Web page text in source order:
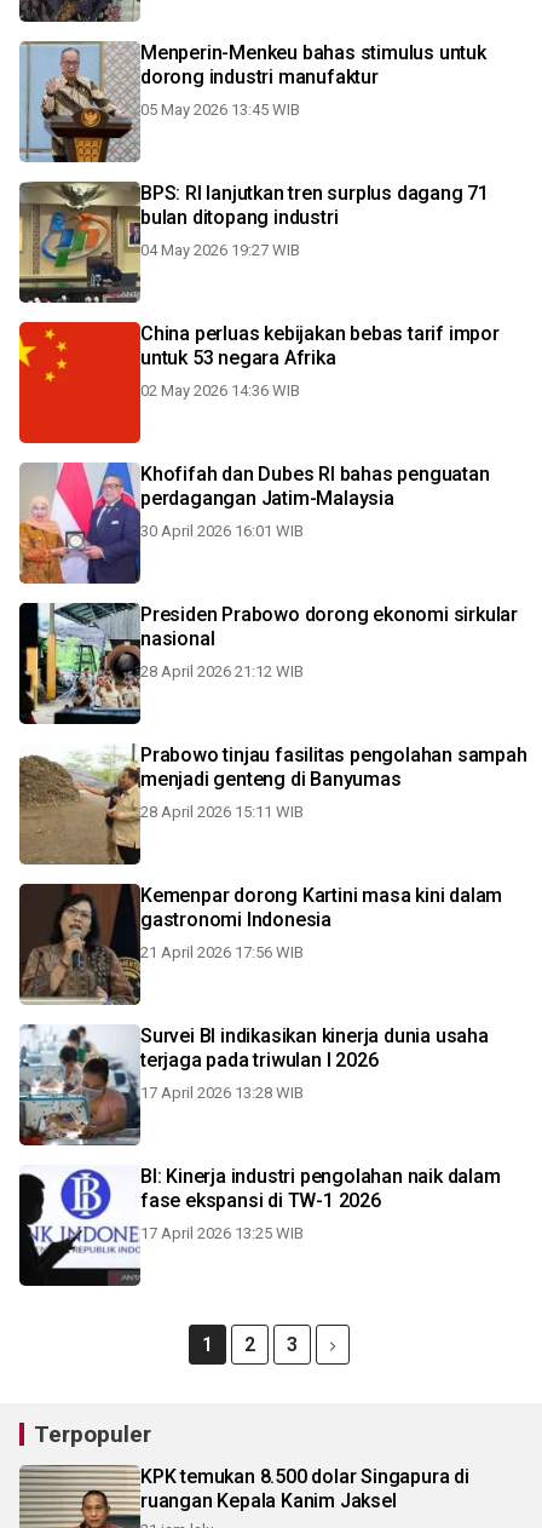
Menperin-Menkeu bahas stimulus untuk
dorong industri manufaktur
05 May 2026 13:45 WIB
BPS: RI lanjutkan tren surplus dagang 71
bulan ditopang industri
04 May 2026 19:27 WIB
China perluas kebijakan bebas tarif impor
untuk 53 negara Afrika
02 May 2026 14:36 WIB
Khofifah dan Dubes RI bahas penguatan
perdagangan Jatim-Malaysia
30 April 2026 16:01 WIB
Presiden Prabowo dorong ekonomi sirkular
nasional
28 April 2026 21:12 WIB
Prabowo tinjau fasilitas pengolahan sampah
menjadi genteng di Banyumas
28 April 2026 15:11 WIB
Kemenpar dorong Kartini masa kini dalam
gastronomi Indonesia
21 April 2026 17:56 WIB
Survei BI indikasikan kinerja dunia usaha
terjaga pada triwulan I 2026
17 April 2026 13:28 WIB
BI: Kinerja industri pengolahan naik dalam
fase ekspansi di TW-1 2026
17 April 2026 13:25 WIB
1 2 3
Terpopuler
KPK temukan 8.500 dolar Singapura di
ruangan Kepala Kanim Jaksel